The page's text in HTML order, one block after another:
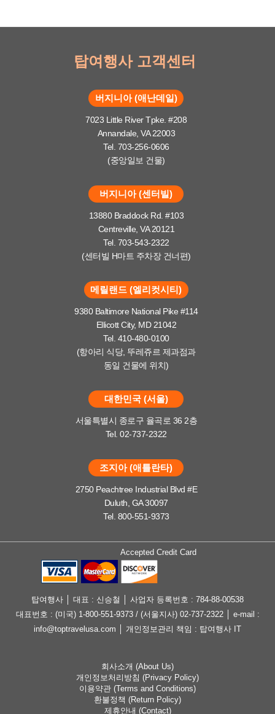
탑여행사 고객센터
버지니아 (애난데일)
7023 Little River Tpke. #208
Annandale, VA 22003
Tel. 703-256-0606
(중앙일보 건물)
버지니아 (센터빌)
13880 Braddock Rd. #103
Centreville, VA 20121
Tel. 703-543-2322
(센터빌 H마트 주차장 건너편)
메릴랜드 (엘리컷시티)
9380 Baltimore National Pike #114
Ellicott City, MD 21042
Tel. 410-480-0100
(항아리 식당, 뚜레쥬르 제과점과
동일 건물에 위치)
대한민국 (서울)
서울특별시 종로구 율곡로 36 2층
Tel. 02-737-2322
조지아 (애틀란타)
2750 Peachtree Industrial Blvd #E
Duluth, GA 30097
Tel. 800-551-9373
Accepted Credit Card
탑여행사 │ 대표 : 신승철 │ 사업자 등록번호 : 784-88-00538
대표번호 : (미국) 1-800-551-9373 / (서울지사) 02-737-2322 │ e-mail :
info@toptravelusa.com │ 개인정보관리 책임 : 탑여행사 IT
회사소개 (About Us)
개인정보처리방침 (Privacy Policy)
이용약관 (Terms and Conditions)
환불정책 (Return Policy)
제휴안내 (Contact)